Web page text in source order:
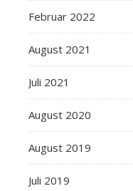
Februar 2022
August 2021
Juli 2021
August 2020
August 2019
Juli 2019